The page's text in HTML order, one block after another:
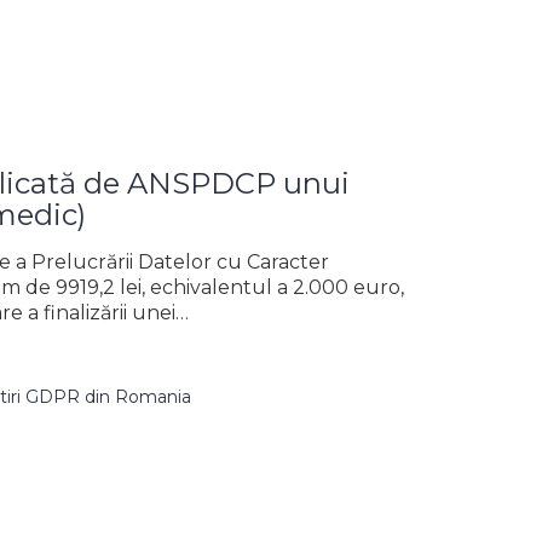
de ANSPDCP unui
a Prelucrării Datelor cu Caracter
de 9919,2 lei, echivalentul a 2.000 euro,
a finalizării unei…
GDPR din Romania